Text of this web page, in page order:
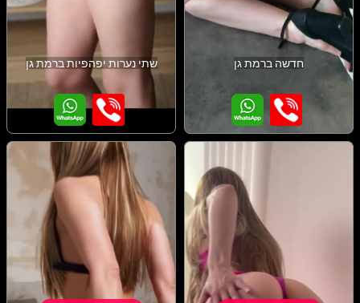
חדשה ברמת גן שתי נערות יפהפיות ברמת גן